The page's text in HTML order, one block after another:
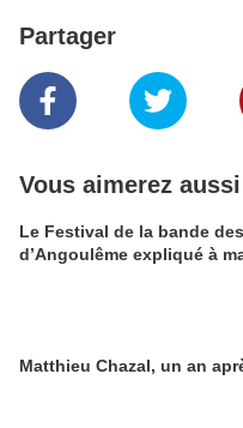
Partager
Vous aimerez aussi
Le Festival de la bande
d’Angoulême expliqué à
Matthieu Chazal, un an